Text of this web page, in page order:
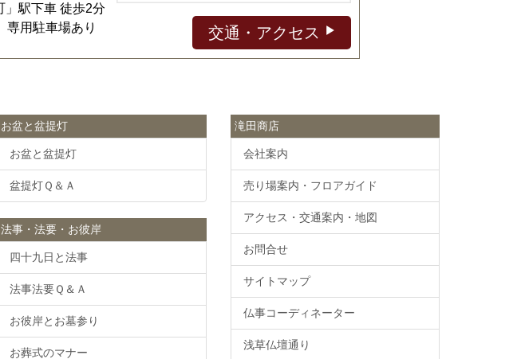
」駅下車 徒歩2分
専用駐車場あり
交通・アクセス
お盆と盆提灯
お盆と盆提灯
盆提灯Ｑ＆Ａ
法事・法要・お彼岸
四十九日と法事
法事法要Ｑ＆Ａ
お彼岸とお墓参り
お葬式のマナー
滝田商店
会社案内
売り場案内・フロアガイド
アクセス・交通案内・地図
お問合せ
サイトマップ
仏事コーディネーター
浅草仏壇通り